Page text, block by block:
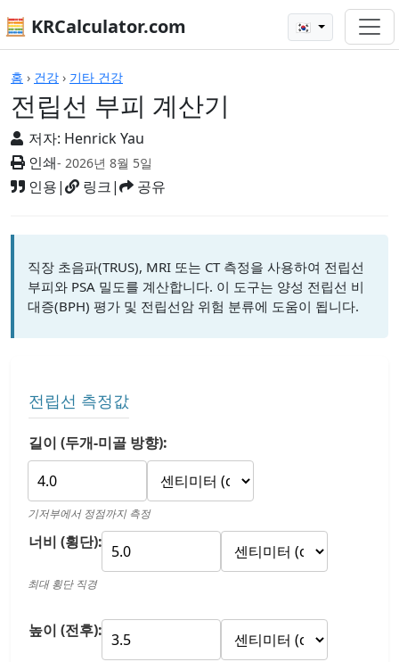
🧮 KRCalculator.com 🇰🇷
홈 › 건강 › 기타 건강
전립선 부피 계산기
저자: Henrick Yau
인쇄- 2026년 8월 5일
인용| 링크| 공유
계산기
직장 초음파(TRUS), MRI 또는 CT 측정을 사용하여 전립선
부피와 PSA 밀도를 계산합니다. 이 도구는 양성 전립선 비
대증(BPH) 평가 및 전립선암 위험 분류에 도움이 됩니다.
전립선 측정값
길이 (두개-미골 방향):
기저부에서 정점까지 측정
너비 (횡단):
최대 횡단 직경
높이 (전후):